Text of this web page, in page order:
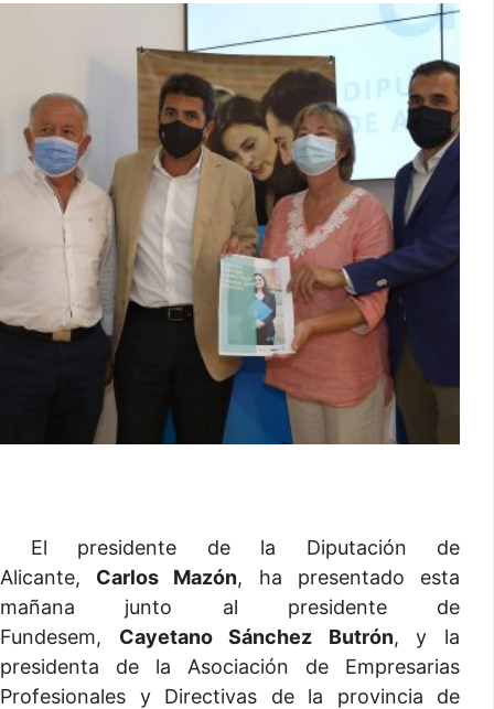
El presidente de la Diputación de
Alicante, Carlos Mazón, ha presentado esta
mañana junto al presidente de
Fundesem, Cayetano Sánchez Butrón, y la
presidenta de la Asociación de Empresarias
Profesionales y Directivas de la provincia de